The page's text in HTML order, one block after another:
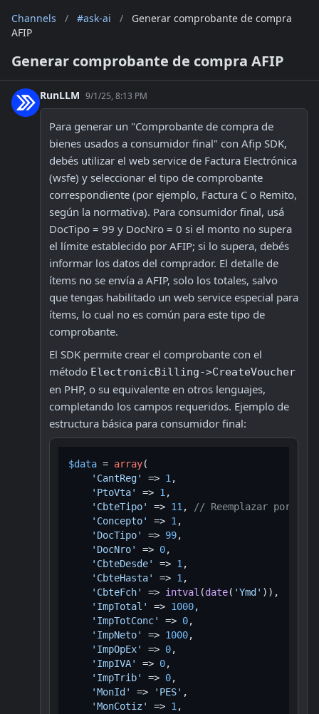
Channels / #ask-ai /
Generar comprobante de compra
AFIP
Generar comprobante de compra AFIP
RunLLM 9/1/25, 8:13 PM
Para generar un "Comprobante de compra de
bienes usados a consumidor final" con Afip SDK,
debés utilizar el web service de Factura Electrónica
(wsfe) y seleccionar el tipo de comprobante
correspondiente (por ejemplo, Factura C o Remito,
según la normativa). Para consumidor final, usá
DocTipo = 99 y DocNro = 0 si el monto no supera
el límite establecido por AFIP; si lo supera, debés
informar los datos del comprador. El detalle de
ítems no se envía a AFIP, solo los totales, salvo
que tengas habilitado un web service especial para
ítems, lo cual no es común para este tipo de
comprobante.
El SDK permite crear el comprobante con el
método ElectronicBilling->CreateVoucher
en PHP, o su equivalente en otros lenguajes,
completando los campos requeridos. Ejemplo de
estructura básica para consumidor final:
$data = array(
'CantReg'
=> 1 ,
'PtoVta'
=> 1 ,
'CbteTipo'
=> 11 ,
// Reemplazar por el
'Concepto'
=> 1 ,
'DocTipo'
=> 99,
'DocNro'
=> 0,
'CbteDesde'
=> 1 ,
'CbteHasta'
=> 1 ,
'CbteFch'
=> intval (date( 'Ymd' )),
'ImpTotal'
=> 1000,
'ImpTotConc'
=> 0,
'ImpNeto'
=> 1000,
'ImpOpEx'
=> 0,
'ImpIVA'
=> 0,
'ImpTrib'
=> 0,
'MonId'
=> 'PES' ,
'MonCotiz'
=> 1 ,